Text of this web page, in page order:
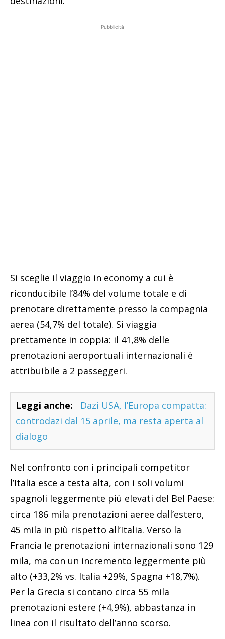
Pubblicità
Si sceglie il viaggio in economy a cui è
riconducibile l’84% del volume totale e di
prenotare direttamente presso la compagnia
aerea (54,7% del totale). Si viaggia
prettamente in coppia: il 41,8% delle
prenotazioni aeroportuali internazionali è
attribuibile a 2 passeggeri.
Leggi anche:
Dazi USA, l’Europa compatta:
controdazi dal 15 aprile, ma resta aperta al
dialogo
Nel confronto con i principali competitor
l’Italia esce a testa alta, con i soli volumi
spagnoli leggermente più elevati del Bel Paese:
circa 186 mila prenotazioni aeree dall’estero,
45 mila in più rispetto all’Italia. Verso la
Francia le prenotazioni internazionali sono 129
mila, ma con un incremento leggermente più
alto (+33,2% vs. Italia +29%, Spagna +18,7%).
Per la Grecia si contano circa 55 mila
prenotazioni estere (+4,9%), abbastanza in
linea con il risultato dell’anno scorso.